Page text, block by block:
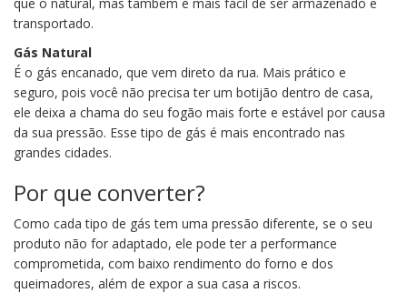
transportado.
Gás Natural
É o gás encanado, que vem direto da rua. Mais prático e
seguro, pois você não precisa ter um botijão dentro de casa,
ele deixa a chama do seu fogão mais forte e estável por causa
da sua pressão. Esse tipo de gás é mais encontrado nas
grandes cidades.
Por que converter?
Como cada tipo de gás tem uma pressão diferente, se o seu
produto não for adaptado, ele pode ter a performance
comprometida, com baixo rendimento do forno e dos
queimadores, além de expor a sua casa a riscos.